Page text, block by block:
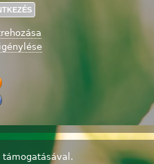
támogatásával.